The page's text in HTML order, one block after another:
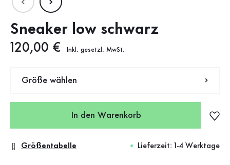
Sneaker low schwarz
Neuer Preis
120,00 € Inkl. gesetzl. MwSt.
Größe wählen
In den Warenkorb
Größentabelle Lieferzeit: 1-4 Werktage